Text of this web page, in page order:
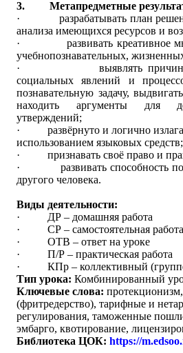
3.
Метапредметные
·
разрабатывать план
анализа имеющихся ресурсов и
·
развивать
учебно­познавательных,
·
выявлять
социальных явлений и
познавательную задачу,
находить аргументы для
утверждений;
·
развёрнуто и логично
использованием языковых средств;
·
признавать своё право и
·
развивать способность
другого человека.
Виды деятельности:
·
ДР – домашняя работа
·
СР – самостоятельная работа
·
ОТВ – ответ на уроке
·
П/Р – практическая работа
·
КПр – коллективный
Тип урока: Комбинированный
Ключевые слова:
(фритредерство), тарифные и
регулирования, таможенные
эмбарго, квотирование,
Библиотека ЦОК: https://